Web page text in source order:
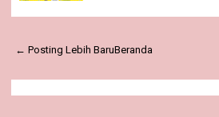
← Posting Lebih BaruBeranda